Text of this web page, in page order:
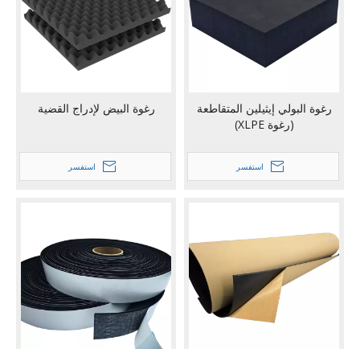
رغوة البولي إيثيلين المتقاطعة
(رغوة XLPE)
استفسر
رغوة البيض لإدراج القضية
استفسر